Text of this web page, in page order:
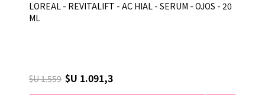
LOREAL - REVITALIFT - AC HIAL - SERUM - OJOS - 20
ML
$U 1.559 $U 1.091,3